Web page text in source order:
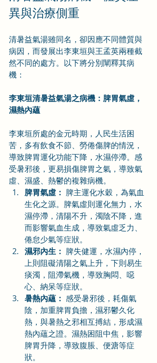
異與治療側重
清暑益氣湯雖同名，卻因應不同體質與
病因，而發展出李東垣與王孟英兩種截
然不同的處方。以下將分別闡釋其病
機：
李東垣清暑益氣湯之病機：脾胃氣虛，
濕熱內蘊
李東垣所處的金元時期，人民生活困
苦，多有飲食不節、勞倦傷脾的情況，
導致脾胃運化功能下降，水濕停滯。感
受暑邪後，更易損傷脾胃之氣，導致氣
虛、濕盛、熱鬱的複雜病機。
脾胃氣虛： 脾主運化水穀，為氣血
生化之源。脾氣虛則運化無力，水
濕停滯，清陽不升，濁陰不降，進
而影響氣血生成，導致氣虛乏力、
倦怠少氣等症狀。
濕邪內生： 脾失健運，水濕內停，
上則阻礙清陽之氣上升，下則易生
痰濁，阻滯氣機，導致胸悶、噁
心、納呆等症狀。
暑熱內蘊： 感受暑邪後，耗傷氣
陰，加重脾胃負擔，濕邪鬱久化
熱，與暑熱之邪相互搏結，形成濕
熱內蘊之證。濕熱困阻中焦，影響
脾胃升降，導致腹脹、便溏等症
狀。